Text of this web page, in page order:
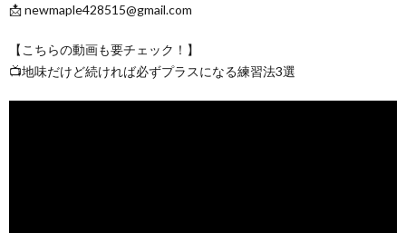
📩 newmaple428515@gmail.com
【こちらの動画も要チェック！】
📺地味だけど続ければ必ずプラスになる練習法3選